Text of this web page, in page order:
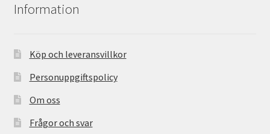
Information
Köp och leveransvillkor
Personuppgiftspolicy
Om oss
Frågor och svar